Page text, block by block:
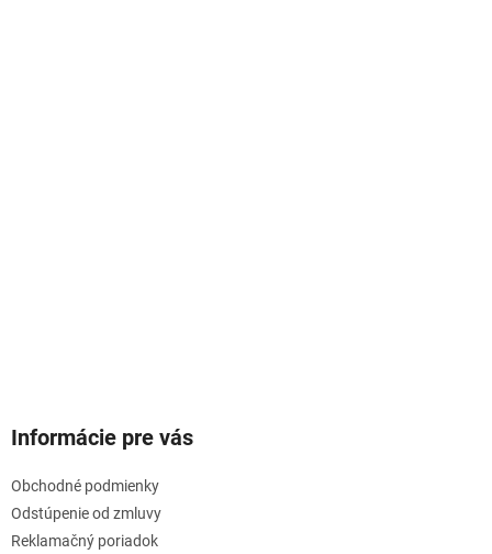
Informácie pre vás
Obchodné podmienky
Odstúpenie od zmluvy
Reklamačný poriadok